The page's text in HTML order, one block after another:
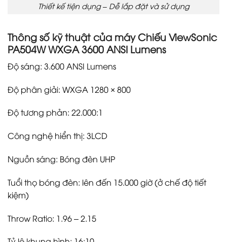
Thiết kế tiện dụng – Dễ lắp đặt và sử dụng
Thông số kỹ thuật của máy Chiếu ViewSonic
PA504W WXGA 3600 ANSI Lumens
Độ sáng: 3.600 ANSI Lumens
Độ phân giải: WXGA 1280 × 800
Độ tương phản: 22.000:1
Công nghệ hiển thị: 3LCD
Nguồn sáng: Bóng đèn UHP
Tuổi thọ bóng đèn: lên đến 15.000 giờ (ở chế độ tiết
kiệm)
Throw Ratio: 1.96 – 2.15